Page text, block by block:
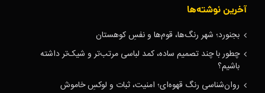
آخرین نوشته‌ها
بجنورد؛ شهر رنگ‌ها، قوم‌ها و نفسِ کوهستان
چطور با چند تصمیم ساده، کمد لباسی مرتب‌تر و شیک‌تر داشته
باشیم؟
روان‌شناسی رنگ قهوه‌ای؛ امنیت، ثبات و لوکسِ خاموش